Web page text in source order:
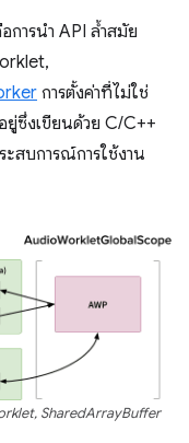
ารนำ API ล้ำสมัย
การตั้งค่าที่ไม่ใช่
ยู่ซึ่งเขียนด้วย C/C++
ะสบการณ์การใช้งาน
SharedArrayBuffer